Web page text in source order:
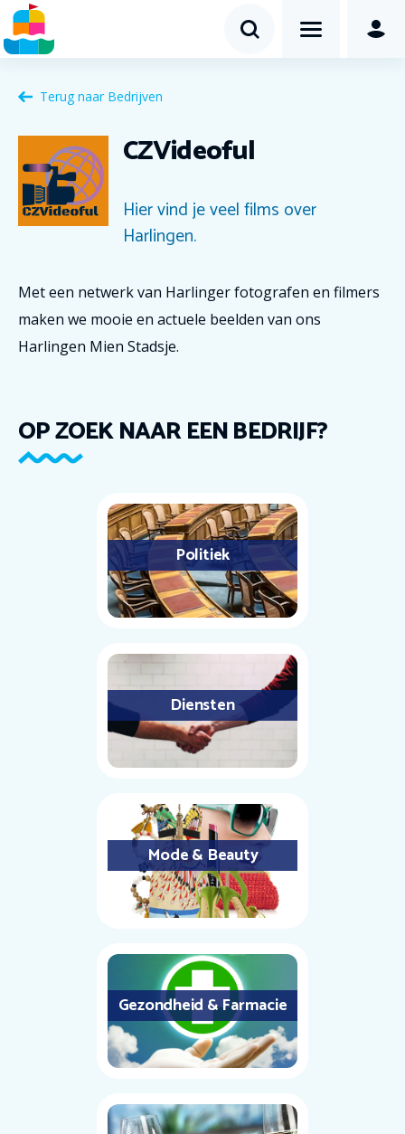
Terug naar Bedrijven
CZVideoful
Hier vind je veel films over
Harlingen.
Met een netwerk van Harlinger fotografen en filmers
maken we mooie en actuele beelden van ons
Harlingen Mien Stadsje.
OP ZOEK NAAR EEN BEDRIJF?
Politiek
Diensten
Mode & Beauty
Gezondheid & Farmacie